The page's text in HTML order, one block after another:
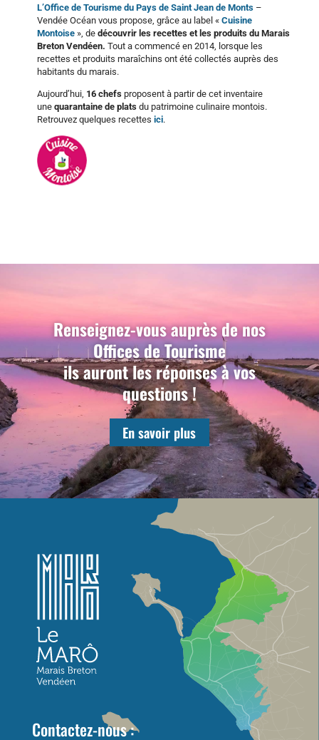
L’Office de Tourisme du Pays de Saint Jean de Monts –
Vendée Océan vous propose, grâce au label « Cuisine
Montoise », de découvrir les recettes et les produits du Marais
Breton Vendéen. Tout a commencé en 2014, lorsque les
recettes et produits maraîchins ont été collectés auprès des
habitants du marais.
Aujourd’hui, 16 chefs proposent à partir de cet inventaire
une quarantaine de plats du patrimoine culinaire montois.
Retrouvez quelques recettes ici.
Renseignez-vous auprès de nos
Offices de Tourisme
ils auront les réponses à vos
questions !
En savoir plus
Contactez-nous :